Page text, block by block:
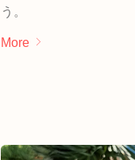
う。
More